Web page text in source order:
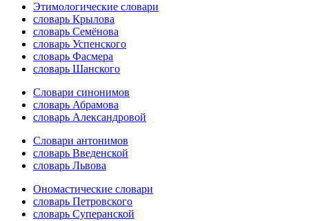
Этимологические словари
словарь Крылова
словарь Семёнова
словарь Успенского
словарь Фасмера
словарь Шанского
Словари синонимов
словарь Абрамова
словарь Александровой
Словари антонимов
словарь Введенской
словарь Львова
Ономастические словари
словарь Петровского
словарь Суперанской